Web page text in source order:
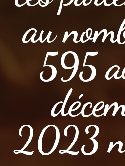
au
595
2023